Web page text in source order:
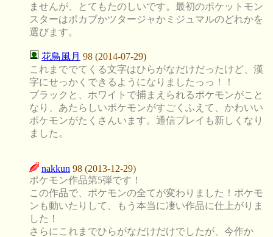
ませんが、とてもたのしいです。最初のポケットモン
スターはポカブかツタージャかミジュマルのどれかを
選びます。
花鳥風月 98 (2014-07-29)
これまででてくる文字はひらがなだけだったけど、漢
字にせっかくできるようになりましたっっ！！
ブラックと、ホワイトで捕まえられるポケモンがこと
なり、あたらしいポケモンがすごくふえて、かわいい
ポケモンがたくさんいます。通信プレイも新しくなり
ました。
nakkun 98 (2013-12-29)
ポケモン作品第5弾です！
この作品で、ポケモンの全てが変わりました！ポケモ
ンも動いたりして、もう本当に凄い作品に仕上がりま
した！
さらにこれまでひらがなだけだけでしたが、今作か